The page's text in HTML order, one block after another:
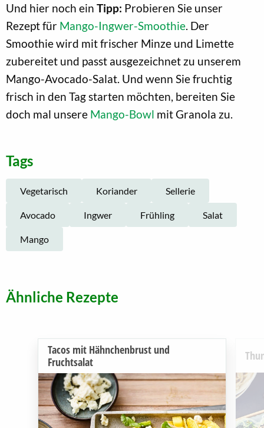
Und hier noch ein Tipp: Probieren Sie unser
Rezept für Mango-Ingwer-Smoothie. Der
Smoothie wird mit frischer Minze und Limette
zubereitet und passt ausgezeichnet zu unserem
Mango-Avocado-Salat. Und wenn Sie fruchtig
frisch in den Tag starten möchten, bereiten Sie
doch mal unsere Mango-Bowl mit Granola zu.
Tags
Vegetarisch Koriander Sellerie
Avocado Ingwer Frühling Salat
Mango
Ähnliche Rezepte
Tacos mit Hähnchenbrust und
Fruchtsalat